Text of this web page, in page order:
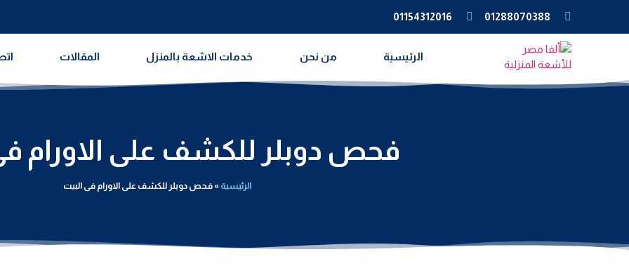
01288070388
01154312016
الرئيسية من نحن خدمات الاشعة بالمنزل المقالات
فحص دوبلر للكشف على الاورام
الرئيسية » فحص دوبلر للكشف على الاورام فى البيت